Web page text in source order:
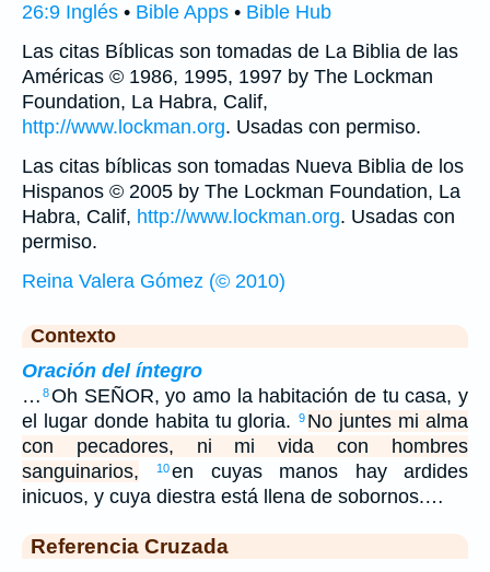
26:9 Inglés • Bible Apps • Bible Hub
Las citas Bíblicas son tomadas de La Biblia de las
Américas © 1986, 1995, 1997 by The Lockman
Foundation, La Habra, Calif,
http://www.lockman.org. Usadas con permiso.
Las citas bíblicas son tomadas Nueva Biblia de los
Hispanos © 2005 by The Lockman Foundation, La
Habra, Calif, http://www.lockman.org. Usadas con
permiso.
Reina Valera Gómez (© 2010)
Contexto
Oración del íntegro
… 8Oh SEÑOR, yo amo la habitación de tu casa, y
el lugar donde habita tu gloria.
9 No juntes mi alma
con pecadores, ni mi vida con hombres
sanguinarios,
10 en cuyas manos hay ardides
inicuos, y cuya diestra está llena de sobornos.…
Referencia Cruzada